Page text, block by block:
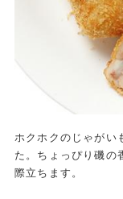
ホクホクのじゃがい
た。ちょっぴり磯の
際立ちます。